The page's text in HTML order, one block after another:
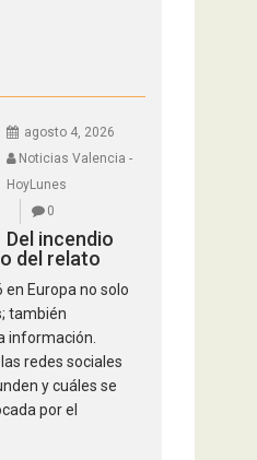
agosto 4, 2026
Noticias Valencia -
HoyLunes
0
Del incendio
del relato
en Europa no solo
también
información.
redes sociales
y cuáles se
por el